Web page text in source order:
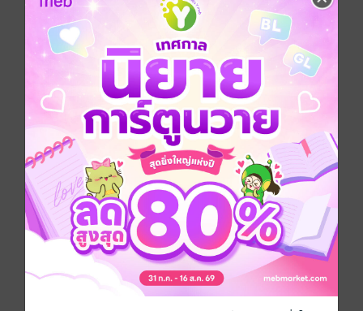
เป็นคู่มือการใช้งานวิดเจ็ต (Widget) ของ Material Design
3 โดยเน้นภาพประกอบตัวอย่างโค้ด โดยแบ่ง Widget ออก
เป็น 6 ประเภท ดังนี้
1. วิดเจ็ตแอคชั่น เช่น ปุ่มในรูปแบบต่างๆ
2. วิดเจ็ตที่ใช้สื่อสารกับผู้ใช้ เช่น Badge, Snackbar
เป็นต้น
3. วิดเจ็ตที่ใช้ครอบวิดเจ็ตอื่น เช่น Bottom Sheet, Card,
Dialog เป็นต้น
4. วิดเจ็ตการนำทาง เช่น Navigation Drawer,
NavigationBar, Tabs เป็นต้น
5. วิดเจ็ตตัวเลือก เช่น Options, Slider, Switch เป็นต้น
6. วิดเจ็ตกล่องข้อความ เช่น Text Field เป็นต้น
คุณสามารถดูภาพตัวอย่างและตัวอย่างโค้ดเพื่อทำความ
เข้าใจการใช้งาน Widget ต่างๆ ได้